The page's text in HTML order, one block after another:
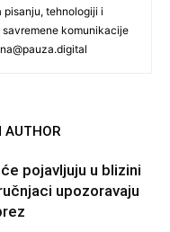
pisanju, tehnologiji i
komunikacije
AUTHOR
pojavljuju u blizini
upozoravaju